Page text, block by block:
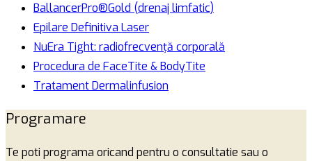
BallancerPro®Gold (drenaj limfatic)
Epilare Definitiva Laser
NuEra Tight: radiofrecvență corporală
Procedura de FaceTite & BodyTite
Tratament Dermalinfusion
Programare
Te poti programa oricand pentru o consultatie sau o